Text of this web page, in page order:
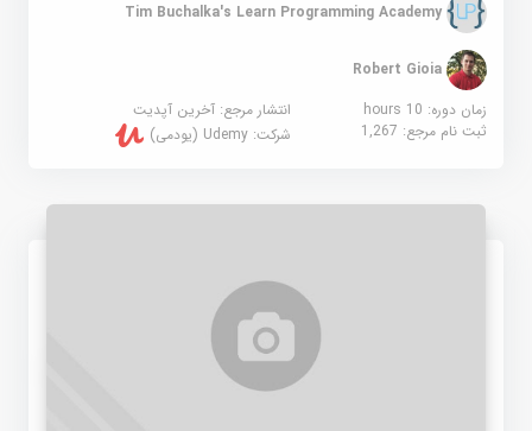
Tim Buchalka's Learn Programming Academy
Robert Gioia
زمان دوره: 10 hours
انتشار مرجع:آخرین آپدیت
ثبت نام مرجع:1,267 شرکت:Udemy (یودمی)